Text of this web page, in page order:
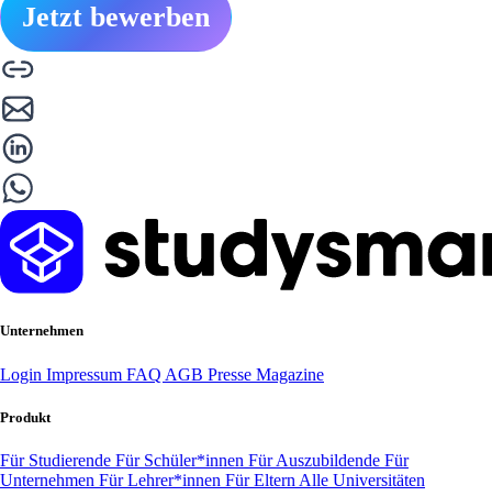
Jetzt bewerben
Unternehmen
Login Impressum FAQ AGB Presse Magazine
Produkt
Für Studierende Für Schüler*innen Für Auszubildende Für
Unternehmen Für Lehrer*innen Für Eltern Alle Universitäten